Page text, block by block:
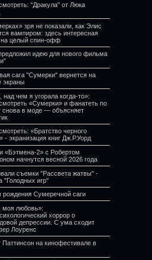
"Дракула" от Люка
зря не показали, как Элис
вампиром: здесь интересная
на целый спин-офф
идею для нового фильма
сага "Сумерки" вернется на
экраны
над чем я угорала когда-то»:
«Сумерки» и фанатеть по
снова в моде — объясняет
«Братство черного
- экранизация книг Дж.Р.Уорд
«Бэтмена-2» с Робертом
начнутся весной 2026 года
съемки "Рассвета жатвы" -
"Голодных игр"
рождения Сумеречной саги
моя любовь»:
хоррор о
депрессии. С ума сходит
Лоуренс
Паттинсон на кинофестивале в